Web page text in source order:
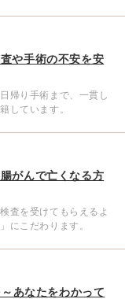
や手術の不安を安
帰り手術まで、一貫し
しています。
がんで亡くなる方
査を受けてもらえるよ
にこだわります。
あなたをわかって